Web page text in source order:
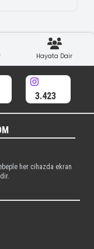
Hayata Dair
3.423
her cihazda ekran